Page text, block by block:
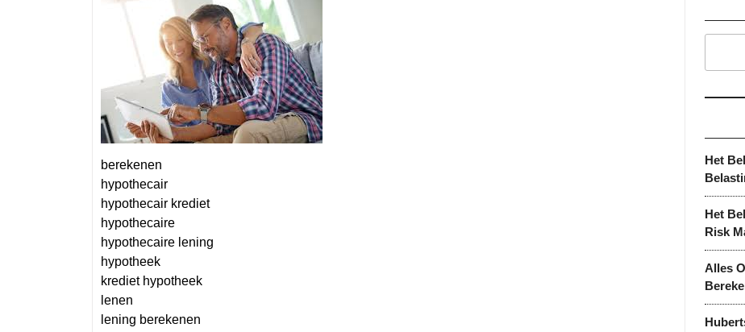
berekenen
hypothecair
hypothecair krediet
hypothecaire
hypothecaire lening
hypotheek
krediet hypotheek
lenen
lening berekenen
Het
Het
Risk
Alles